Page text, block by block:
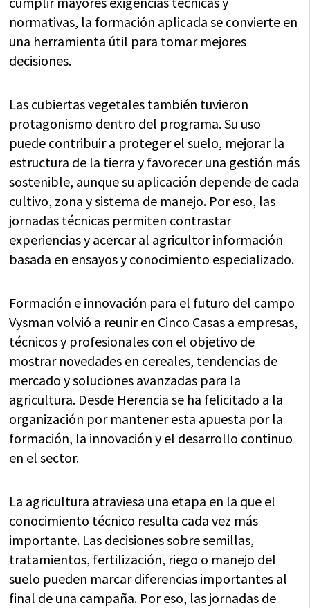
normativas, la formación aplicada se convierte en
una herramienta útil para tomar mejores
decisiones.
Las cubiertas vegetales también tuvieron
protagonismo dentro del programa. Su uso
puede contribuir a proteger el suelo, mejorar la
estructura de la tierra y favorecer una gestión más
sostenible, aunque su aplicación depende de cada
cultivo, zona y sistema de manejo. Por eso, las
jornadas técnicas permiten contrastar
experiencias y acercar al agricultor información
basada en ensayos y conocimiento especializado.
Formación e innovación para el futuro del campo
Vysman volvió a reunir en Cinco Casas a empresas,
técnicos y profesionales con el objetivo de
mostrar novedades en cereales, tendencias de
mercado y soluciones avanzadas para la
agricultura. Desde Herencia se ha felicitado a la
organización por mantener esta apuesta por la
formación, la innovación y el desarrollo continuo
en el sector.
La agricultura atraviesa una etapa en la que el
conocimiento técnico resulta cada vez más
importante. Las decisiones sobre semillas,
tratamientos, fertilización, riego o manejo del
suelo pueden marcar diferencias importantes al
final de una campaña. Por eso, las jornadas de